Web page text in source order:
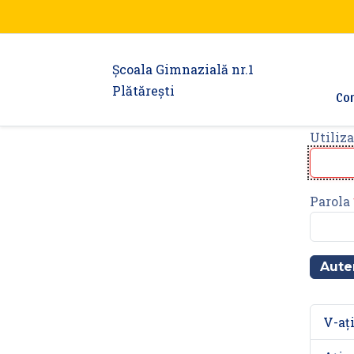
Şcoala Gimnazială nr.1
Plătărești
Parola
V-